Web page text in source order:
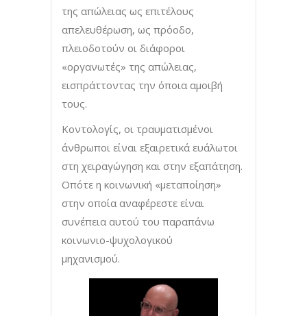
της απώλειας ως επιτέλους
απελευθέρωση, ως πρόοδο,
πλειοδοτούν οι διάφοροι
«οργανωτές» της απώλειας,
εισπράττοντας την όποια αμοιβή
τους.
Κοντολογίς, οι τραυματισμένοι
άνθρωποι είναι εξαιρετικά ευάλωτοι
στη χειραγώγηση και στην εξαπάτηση.
Οπότε η κοινωνική «μεταποίηση»
στην οποία αναφέρεστε είναι
συνέπεια αυτού του παραπάνω
κοινωνιο-ψυχολογικού
μηχανισμού.